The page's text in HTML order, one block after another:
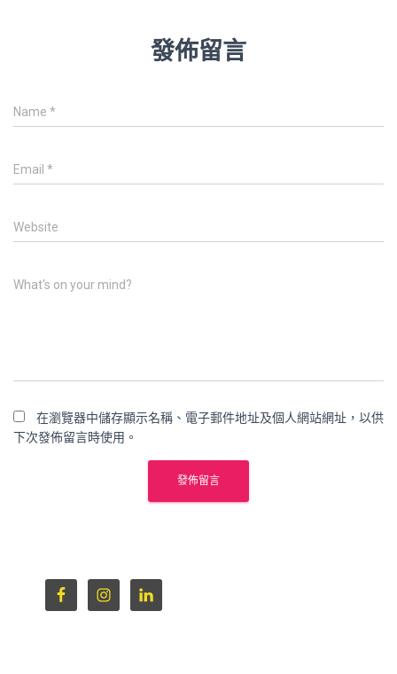
發佈留言
Name *
Email *
Website
What's on your mind?
在瀏覽器中儲存顯示名稱、電子郵件地址及個人網站網址，以供
下次發佈留言時使用。